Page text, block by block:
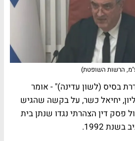
הרשות השופטת)
בסיס (לשון עדינה)" - אומר
יחיאל כשר, על בקשה שהגיש
פסק דין הצהרתי נגדו שנתן בית
1992.